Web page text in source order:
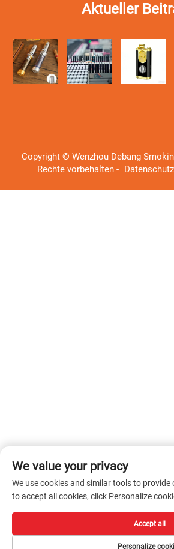
Aktueller
Copyright © Wenzhou Debang
Rechte vorbehalten -
We value your privacy
We use cookies and similar tools to
to accept all cookies, click Personalize
Personalize
Accept all